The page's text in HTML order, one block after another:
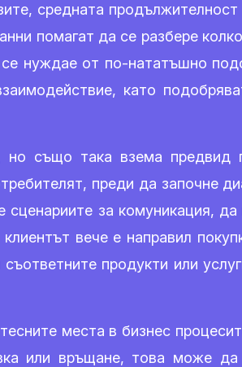
средната
помагат да се разбере
нуждае от по-нататъшно
като
но също така взема предвид
преди да започне
за комуникация,
вече е направил
продукти или
места в бизнес
или връщане, това може